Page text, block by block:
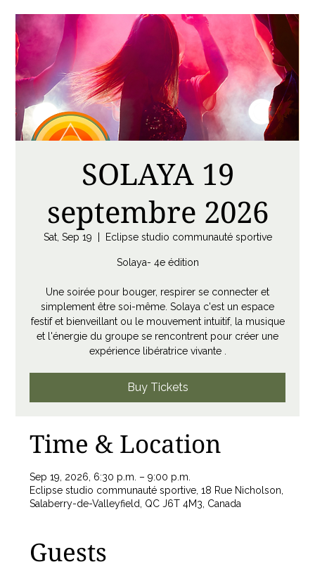
SOLAYA 19
septembre 2026
Sat, Sep 19 Eclipse studio communauté sportive
Solaya- 4e édition
Une soirée pour bouger, respirer se connecter et
simplement être soi-même. Solaya c'est un espace
festif et bienveillant ou le mouvement intuitif, la musique
et l'énergie du groupe se rencontrent pour créer une
expérience libératrice vivante .
Buy Tickets
Time & Location
Sep 19, 2026, 6:30 p.m. – 9:00 p.m.
Eclipse studio communauté sportive, 18 Rue Nicholson,
Salaberry-de-Valleyfield, QC J6T 4M3, Canada
Guests